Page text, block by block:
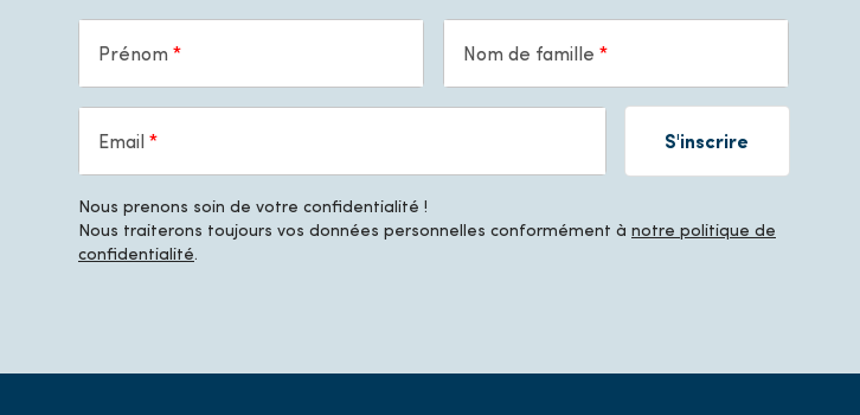
Prénom Nom de famille
Email S'inscrire
Nous prenons soin de votre confidentialité !
Nous traiterons toujours vos données personnelles conformément à notre politique de
confidentialité.